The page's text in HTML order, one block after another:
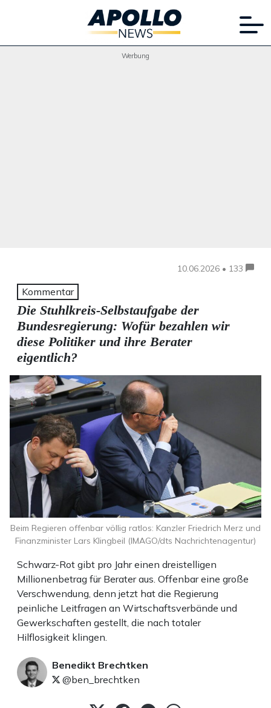
Werbung
10.06.2026 • 133
Kommentar
Die Stuhlkreis-Selbstaufgabe der
Bundesregierung: Wofür bezahlen wir
diese Politiker und ihre Berater
eigentlich?
Schwarz-Rot gibt pro Jahr einen dreistelligen
Millionenbetrag für Berater aus. Offenbar eine große
Verschwendung, denn jetzt hat die Regierung
peinliche Leitfragen an Wirtschaftsverbände und
Gewerkschaften gestellt, die nach totaler
Hilflosigkeit klingen.
Benedikt Brechtken
@ben_brechtken
Beim Regieren offenbar völlig ratlos: Kanzler Friedrich Merz und
Finanzminister Lars Klingbeil (IMAGO/dts Nachrichtenagentur)